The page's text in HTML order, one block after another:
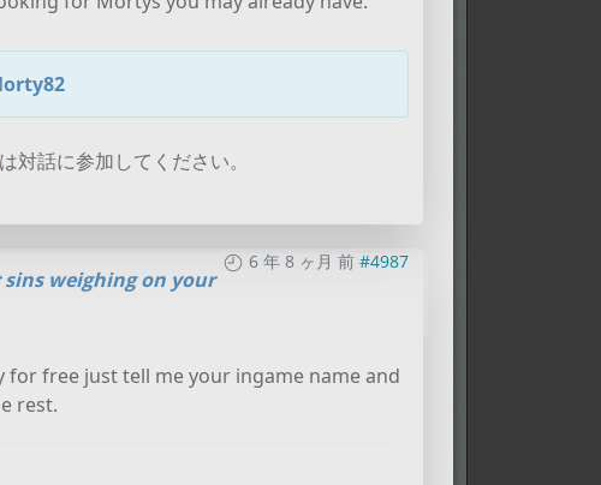
は対話に参加してください。
6 年 8 ヶ月 前 #4987
sins weighing on your
for free just tell me your ingame name and
rest.